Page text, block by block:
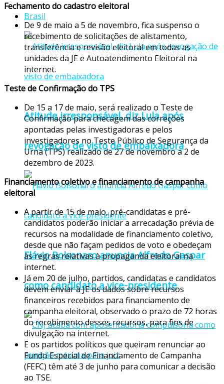
Brasil
Atitude irresponsável, diz Lula após
revogação de visto de embaixadora
Flávio Bolsonaro anuncia Alfredo Gaspar
como candidato a vice-presidente
Fechamento do cadastro eleitoral
De 9 de maio a 5 de novembro, fica suspenso o
recebimento de solicitações de alistamento,
transferência e revisão eleitoral em todas as
unidades da JE e Autoatendimento Eleitoral na
internet.
Teste de Confirmação do TPS
De 15 a 17 de maio, será realizado o Teste de
Confirmação para checagem das correções
apontadas pelas investigadoras e pelos
investigadores no Teste Público de Segurança da
Urna (TPS) realizado de 27 de novembro a 2 de
dezembro de 2023.
Financiamento coletivo e financiamento de campanha
eleitoral
A partir de 15 de maio, pré-candidatas e pré-
candidatos poderão iniciar a arrecadação prévia de
recursos na modalidade de financiamento coletivo,
desde que não façam pedidos de voto e obedeçam
às regras relativas à propaganda eleitoral na
internet.
Já em 20 de julho, partidos, candidatas e candidatos
devem enviar à JE os dados sobre recursos
financeiros recebidos para financiamento de
campanha eleitoral, observado o prazo de 72 horas
do recebimento desses recursos, para fins de
divulgação na internet.
E os partidos políticos que queiram renunciar ao
Fundo Especial de Financiamento de Campanha
(FEFC) têm até 3 de junho para comunicar a decisão
ao TSE.